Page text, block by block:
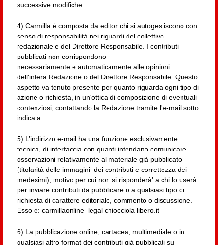
successive modifiche.
4) Carmilla è composta da editor chi si autogestiscono con
senso di responsabilità nei riguardi del collettivo
redazionale e del Direttore Responsabile. I contributi
pubblicati non corrispondono
necessariamente e automaticamente alle opinioni
dell'intera Redazione o del Direttore Responsabile. Questo
aspetto va tenuto presente per quanto riguarda ogni tipo di
azione o richiesta, in un'ottica di composizione di eventuali
contenziosi, contattando la Redazione tramite l'e-mail sotto
indicata.
5) L’indirizzo e-mail ha una funzione esclusivamente
tecnica, di interfaccia con quanti intendano comunicare
osservazioni relativamente al materiale già pubblicato
(titolarità delle immagini, dei contributi e correttezza dei
medesimi), motivo per cui non si risponderà' a chi lo userà
per inviare contributi da pubblicare o a qualsiasi tipo di
richiesta di carattere editoriale, commento o discussione.
Esso è: carmillaonline_legal chiocciola libero.it
6) La pubblicazione online, cartacea, multimediale o in
qualsiasi altro format dei contributi già pubblicati su